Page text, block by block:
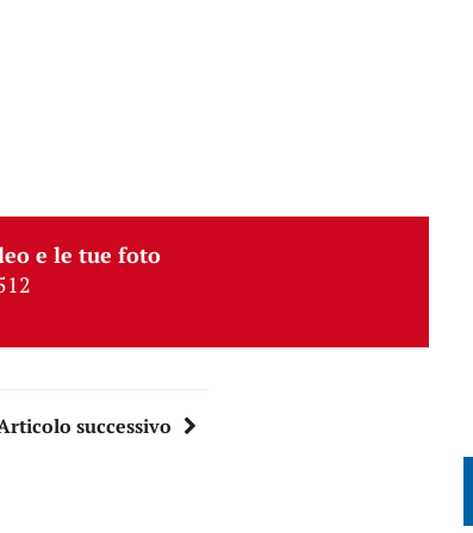
e le tue foto
successivo